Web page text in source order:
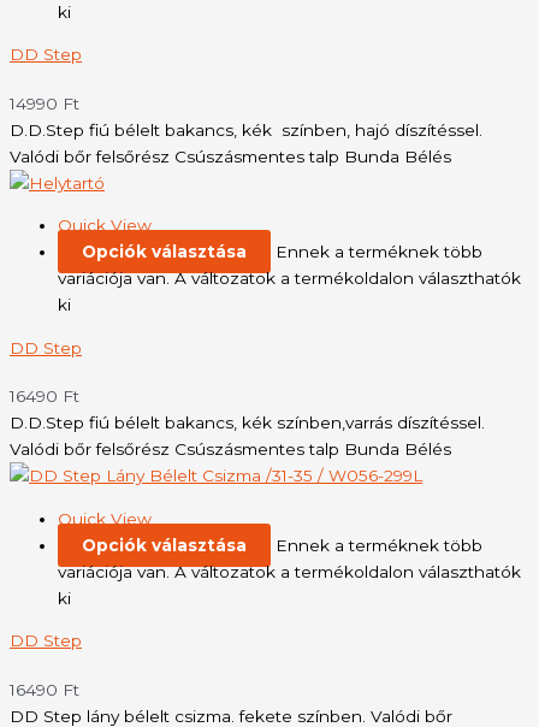
ki
DD Step
14990 Ft
D.D.Step fiú bélelt bakancs, kék színben, hajó díszítéssel.
Valódi bőr felsőrész Csúszásmentes talp Bunda Bélés
Quick View
Opciók választása
Ennek a terméknek több
variációja van. A változatok a termékoldalon választhatók
ki
DD Step
16490 Ft
D.D.Step fiú bélelt bakancs, kék színben,varrás díszítéssel.
Valódi bőr felsőrész Csúszásmentes talp Bunda Bélés
Quick View
Opciók választása
Ennek a terméknek több
variációja van. A változatok a termékoldalon választhatók
ki
DD Step
16490 Ft
DD Step lány bélelt csizma. fekete színben. Valódi bőr